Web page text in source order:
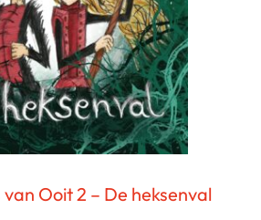
Ooit 2 – De heksenval